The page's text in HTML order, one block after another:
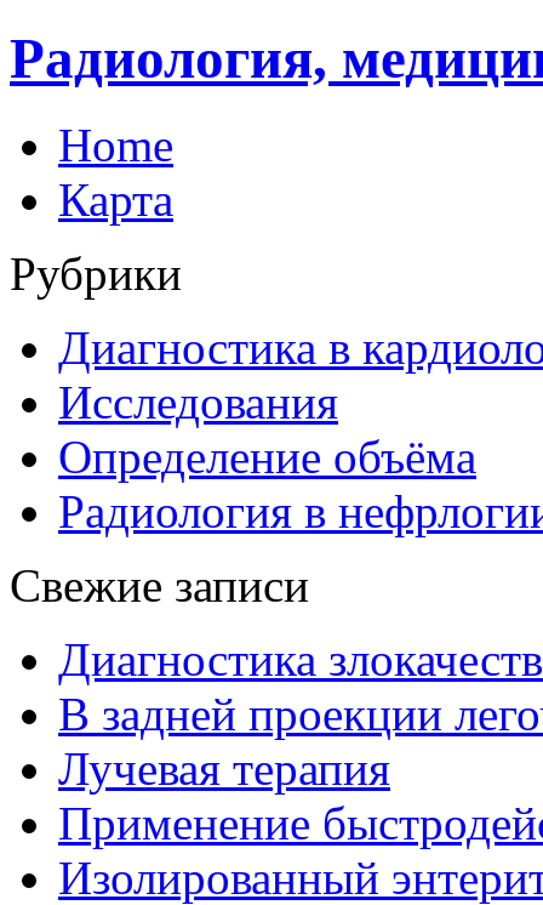
Радиология,
Home
Карта
Рубрики
Диагностика в
Исследования
Определение объёма
Радиология в
Свежие записи
Диагностика
В задней проекции
Лучевая терапия
Применение
Изолированный